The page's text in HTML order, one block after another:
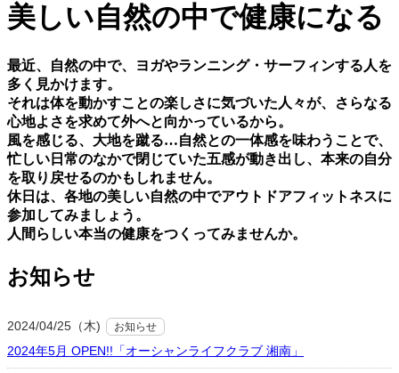
美しい⾃然の中で健康になる
最近、⾃然の中で、ヨガやランニング・サーフィンする⼈を
多く⾒かけます。
それは体を動かすことの楽しさに気づいた⼈々が、さらなる
⼼地よさを求めて外へと向かっているから。
⾵を感じる、⼤地を蹴る…⾃然との⼀体感を味わうことで、
忙しい⽇常のなかで閉じていた五感が動き出し、本来の⾃分
を取り戻せるのかもしれません。
休⽇は、各地の美しい⾃然の中でアウトドアフィットネスに
参加してみましょう。
⼈間らしい本当の健康をつくってみませんか。
お知らせ
2024/04/25（木) お知らせ
2024年5月 OPEN!!「オーシャンライフクラブ 湘南」